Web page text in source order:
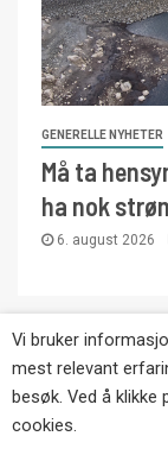
GENERELLE NYHETER
Må ta
ha nok
6. august 2026
Copyright
annonser er
Vi bruker
mest relevant
besøk. Ved å klikke
cookies.